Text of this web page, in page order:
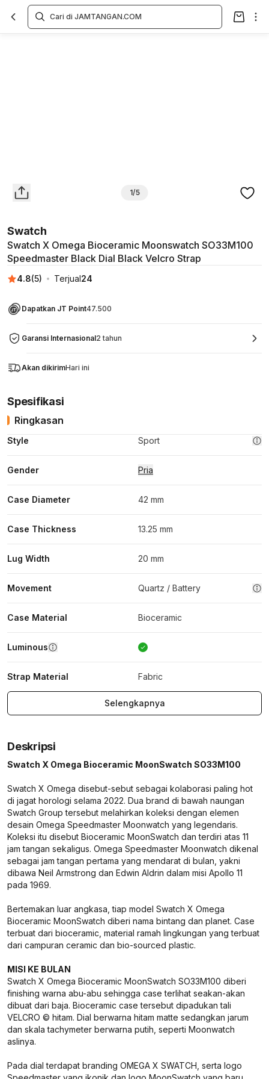
1/5
Swatch
Swatch X Omega Bioceramic Moonswatch SO33M100
Speedmaster Black Dial Black Velcro Strap
4.8(5) Terjual24
Dapatkan JT Point47.500
Garansi Internasional2 tahun
Akan dikirimHari ini
Spesifikasi
Ringkasan
Style Sport
Gender Pria
Case Diameter 42 mm
Case Thickness 13.25 mm
Lug Width 20 mm
Movement Quartz / Battery
Case Material Bioceramic
Luminous
Strap Material Fabric
Selengkapnya
Deskripsi
Swatch X Omega Bioceramic MoonSwatch SO33M100
Swatch X Omega disebut-sebut sebagai kolaborasi paling hot
di jagat horologi selama 2022. Dua brand di bawah naungan
Swatch Group tersebut melahirkan koleksi dengan elemen
desain Omega Speedmaster Moonwatch yang legendaris.
Koleksi itu disebut Bioceramic MoonSwatch dan terdiri atas 11
jam tangan sekaligus. Omega Speedmaster Moonwatch dikenal
sebagai jam tangan pertama yang mendarat di bulan, yakni
dibawa Neil Armstrong dan Edwin Aldrin dalam misi Apollo 11
pada 1969.
Bertemakan luar angkasa, tiap model Swatch X Omega
Bioceramic MoonSwatch diberi nama bintang dan planet. Case
terbuat dari bioceramic, material ramah lingkungan yang terbuat
dari campuran ceramic dan bio-sourced plastic.
MISI KE BULAN
Swatch X Omega Bioceramic MoonSwatch SO33M100 diberi
finishing warna abu-abu sehingga case terlihat seakan-akan
dibuat dari baja. Bioceramic case tersebut dipadukan tali
VELCRO © hitam. Dial berwarna hitam matte sedangkan jarum
dan skala tachymeter berwarna putih, seperti Moonwatch
aslinya.
Pada dial terdapat branding OMEGA X SWATCH, serta logo